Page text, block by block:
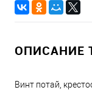
ОПИСАНИЕ
Винт потай,